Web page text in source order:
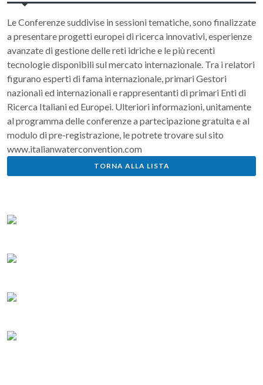
Le Conferenze suddivise in sessioni tematiche, sono finalizzate
a presentare progetti europei di ricerca innovativi, esperienze
avanzate di gestione delle reti idriche e le più recenti
tecnologie disponibili sul mercato internazionale. Tra i relatori
figurano esperti di fama internazionale, primari Gestori
nazionali ed internazionali e rappresentanti di primari Enti di
Ricerca Italiani ed Europei. Ulteriori informazioni, unitamente
al programma delle conferenze a partecipazione gratuita e al
modulo di pre-registrazione, le potrete trovare sul sito
www.italianwaterconvention.com
TORNA ALLA LISTA